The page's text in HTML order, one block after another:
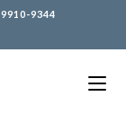
9344